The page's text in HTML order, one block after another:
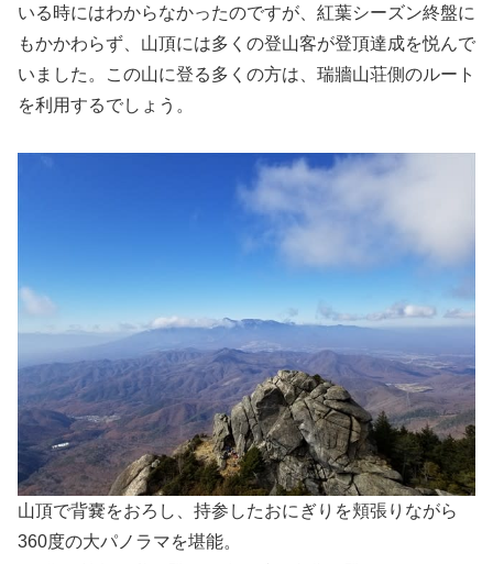
いる時にはわからなかったのですが、紅葉シーズン終盤に
もかかわらず、山頂には多くの登山客が登頂達成を悦んで
いました。この山に登る多くの方は、瑞牆山荘側のルート
を利用するでしょう。
山頂で背嚢をおろし、持参したおにぎりを頬張りながら
360度の大パノラマを堪能。